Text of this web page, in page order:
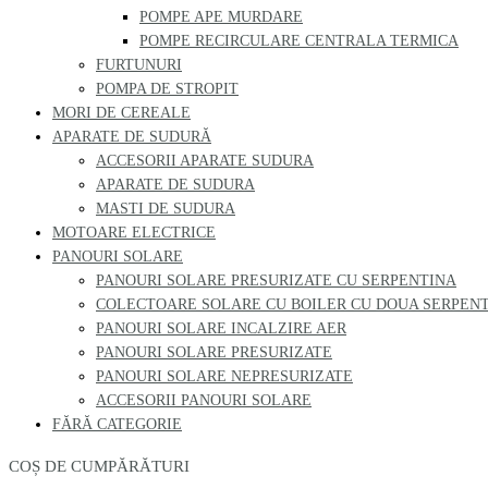
POMPE APE MURDARE
POMPE RECIRCULARE CENTRALA TERMICA
FURTUNURI
POMPA DE STROPIT
MORI DE CEREALE
APARATE DE SUDURĂ
ACCESORII APARATE SUDURA
APARATE DE SUDURA
MASTI DE SUDURA
MOTOARE ELECTRICE
PANOURI SOLARE
PANOURI SOLARE PRESURIZATE CU SERPENTINA
COLECTOARE SOLARE CU BOILER CU DOUA
PANOURI SOLARE INCALZIRE AER
PANOURI SOLARE PRESURIZATE
PANOURI SOLARE NEPRESURIZATE
ACCESORII PANOURI SOLARE
FĂRĂ CATEGORIE
COȘ DE CUMPĂRĂTURI